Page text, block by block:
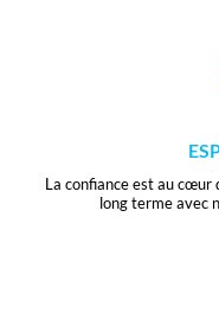
La confiance est au cœur
long terme avec